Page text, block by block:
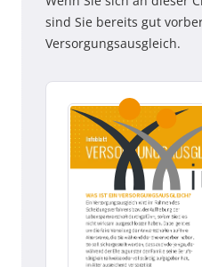
sind Sie bereits gut
Versorgungsausgleich.